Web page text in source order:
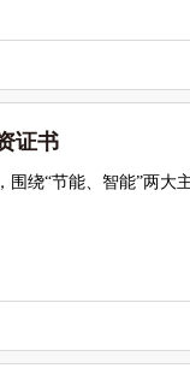
证书
绕“节能、智能”两大